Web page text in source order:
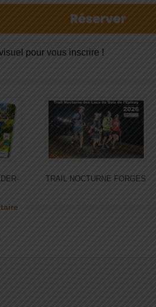
pour vous inscrire !
TRAIL NOCTURNE FORGES